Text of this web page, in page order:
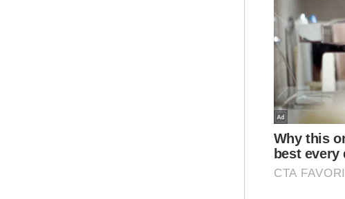
Task Force